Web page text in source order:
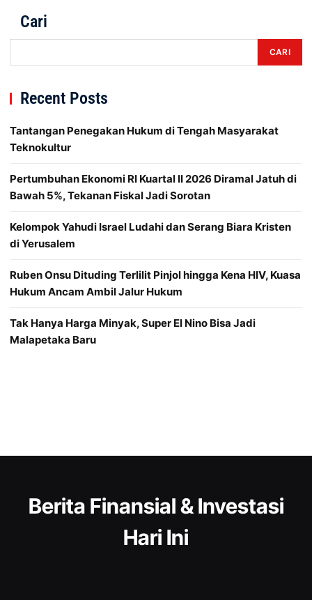
Cari
CARI
Recent Posts
Tantangan Penegakan Hukum di Tengah Masyarakat
Teknokultur
Pertumbuhan Ekonomi RI Kuartal II 2026 Diramal Jatuh di
Bawah 5%, Tekanan Fiskal Jadi Sorotan
Kelompok Yahudi Israel Ludahi dan Serang Biara Kristen
di Yerusalem
Ruben Onsu Dituding Terlilit Pinjol hingga Kena HIV, Kuasa
Hukum Ancam Ambil Jalur Hukum
Tak Hanya Harga Minyak, Super El Nino Bisa Jadi
Malapetaka Baru
Berita Finansial & Investasi
Hari Ini